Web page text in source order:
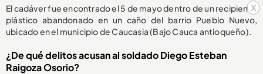
x
El cadáver fue encontrado el 5 de mayo dentro de un recipiente
plástico abandonado en un caño del barrio Pueblo Nuevo,
ubicado en el municipio de Caucasia (Bajo Cauca antioqueño).
¿De qué delitos acusan al soldado Diego Esteban
Raigoza Osorio?